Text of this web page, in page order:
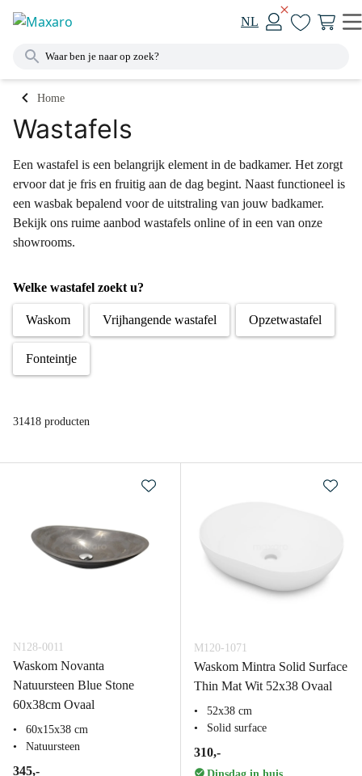
NL
Home
Wastafels
Een wastafel is een belangrijk element in de badkamer. Het zorgt
ervoor dat je fris en fruitig aan de dag begint. Naast functioneel is
een wasbak bepalend voor de uitstraling van jouw badkamer.
Bekijk ons ruime aanbod wastafels online of in een van onze
showrooms.
Welke wastafel zoekt u?
Waskom Vrijhangende wastafel Opzetwastafel
Fonteintje
31418 producten
N128-0011
Waskom Novanta
Natuursteen Blue Stone
60x38cm Ovaal
60x15x38 cm
Natuursteen
345,-
M120-1071
Waskom Mintra Solid Surface
Thin Mat Wit 52x38 Ovaal
52x38 cm
Solid surface
310,-